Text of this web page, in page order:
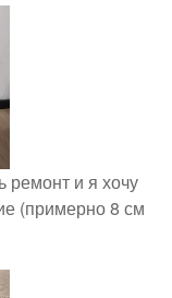
и я хочу
(примерно 8 см